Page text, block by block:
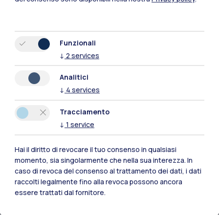
Milano Leonardo
Cremona
Lecco
Piacenza
Xi'an
Naviga il sito
Risorse
Funzionali
↓ 2 services
Analitici
↓ 4 services
Tracciamento
↓ 1 service
Hai il diritto di revocare il tuo consenso in qualsiasi
momento, sia singolarmente che nella sua interezza. In
caso di revoca del consenso al trattamento dei dati, i dati
raccolti legalmente fino alla revoca possono ancora
essere trattati dal fornitore.